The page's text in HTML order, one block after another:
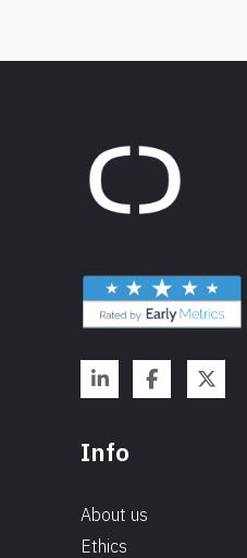
Info
About us
Ethics